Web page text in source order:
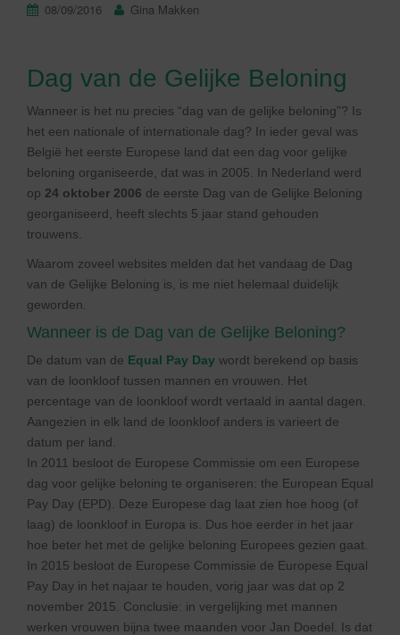
08/09/2016 Gina Makken
Dag van de Gelijke Beloning
Wanneer is het nu precies “dag van de gelijke beloning”? Is
het een nationale of internationale dag? In ieder geval was
België het eerste Europese land dat een dag voor gelijke
beloning organiseerde, dat was in 2005. In Nederland werd
op 24 oktober 2006 de eerste Dag van de Gelijke Beloning
georganiseerd, heeft slechts 5 jaar stand gehouden
trouwens.
Waarom zoveel websites melden dat het vandaag de Dag
van de Gelijke Beloning is, is me niet helemaal duidelijk
geworden.
Wanneer is de Dag van de Gelijke Beloning?
De datum van de Equal Pay Day wordt berekend op basis
van de loonkloof tussen mannen en vrouwen. Het
percentage van de loonkloof wordt vertaald in aantal dagen.
Aangezien in elk land de loonkloof anders is varieert de
datum per land.
In 2011 besloot de Europese Commissie om een Europese
dag voor gelijke beloning te organiseren: the European Equal
Pay Day (EPD). Deze Europese dag laat zien hoe hoog (of
laag) de loonkloof in Europa is. Dus hoe eerder in het jaar
hoe beter het met de gelijke beloning Europees gezien gaat.
In 2015 besloot de Europese Commissie de Europese Equal
Pay Day in het najaar te houden, vorig jaar was dat op 2
november 2015. Conclusie: in vergelijking met mannen
werken vrouwen bijna twee maanden voor Jan Doedel. Is dat